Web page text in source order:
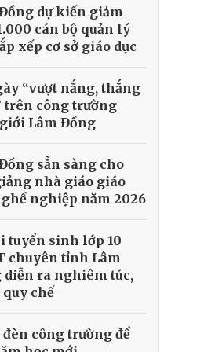
dự kiến giảm
cán bộ quản lý
xếp cơ sở giáo dục
“vượt nắng, thắng
trên công trường
Lâm Đồng
sẵn sàng cho
nhà giáo giáo
nghiệp năm 2026
tuyển sinh lớp 10
chuyên tỉnh Lâm
diễn ra nghiêm túc,
chế
đèn công trường để